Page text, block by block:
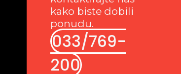
kako biste dobili
ponudu.
033/769-
200